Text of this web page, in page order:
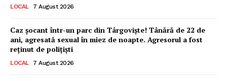
LOCAL 7 August 2026
Caz șocant într-un parc din Târgoviște! Tânără de 22 de
ani, agresată sexual în miez de noapte. Agresorul a fost
reținut de polițiști
LOCAL 7 August 2026